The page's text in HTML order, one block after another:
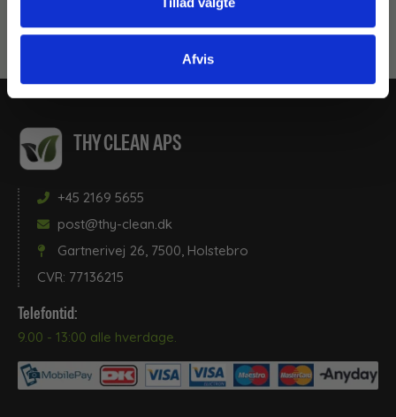
Afvis
Måske er du også interesseret i følgende
produkter:
THY CLEAN APS
+45 2169 5655
post@thy-clean.dk
Gartnerivej 26, 7500, Holstebro
CVR: 77136215
Telefontid:
9.00 - 13:00 alle hverdage.